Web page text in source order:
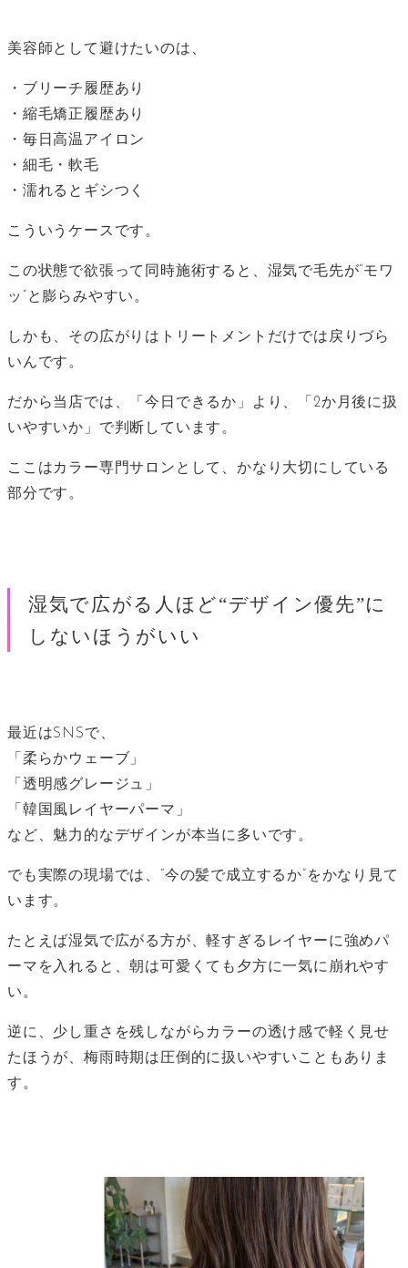
美容師として避けたいのは、
・ブリーチ履歴あり
・縮毛矯正履歴あり
・毎日高温アイロン
・細毛・軟毛
・濡れるとギシつく
こういうケースです。
この状態で欲張って同時施術すると、湿気で毛先が“モワ
ッ”と膨らみやすい。
しかも、その広がりはトリートメントだけでは戻りづら
いんです。
だから当店では、「今日できるか」より、「2か月後に扱
いやすいか」で判断しています。
ここはカラー専門サロンとして、かなり大切にしている
部分です。
湿気で広がる人ほど“デザイン優先”に
しないほうがいい
最近はSNSで、
「柔らかウェーブ」
「透明感グレージュ」
「韓国風レイヤーパーマ」
など、魅力的なデザインが本当に多いです。
でも実際の現場では、“今の髪で成立するか”をかなり見て
います。
たとえば湿気で広がる方が、軽すぎるレイヤーに強めパ
ーマを入れると、朝は可愛くても夕方に一気に崩れやす
い。
逆に、少し重さを残しながらカラーの透け感で軽く見せ
たほうが、梅雨時期は圧倒的に扱いやすいこともありま
す。